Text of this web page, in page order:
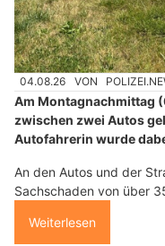
04.08.26 VON
Am Montagnachmittag
zwischen zwei Autos
Autofahrerin wurde
An den Autos und der
Sachschaden von über
Weiterlesen